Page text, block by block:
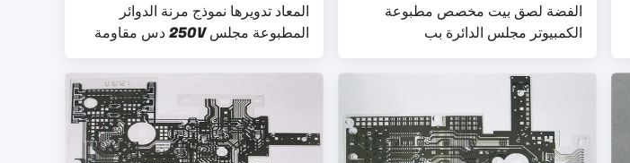
المعاد تدويرها نموذج مرنة الدوائر
المطبوعة مجلس 250V دس مقاومة
العزل
الفضة لصق بيت مخصص مطبوعة
الكمبيوتر مجلس الدائرة بب